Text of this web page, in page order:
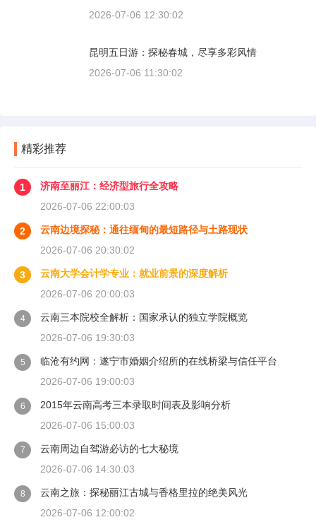
2026-07-06 12:30:02
昆明五日游：探秘春城，尽享多彩风情
2026-07-06 11:30:02
精彩推荐
1
济南至丽江：经济型旅行全攻略
2026-07-06 22:00:03
2
云南边境探秘：通往缅甸的最短路径与土路现状
2026-07-06 20:30:02
3
云南大学会计学专业：就业前景的深度解析
2026-07-06 20:00:03
4
云南三本院校全解析：国家承认的独立学院概览
2026-07-06 19:30:03
5
临沧有约网：遂宁市婚姻介绍所的在线桥梁与信任平台
2026-07-06 19:00:03
6
2015年云南高考三本录取时间表及影响分析
2026-07-06 15:00:03
7
云南周边自驾游必访的七大秘境
2026-07-06 14:30:03
8
云南之旅：探秘丽江古城与香格里拉的绝美风光
2026-07-06 12:00:02